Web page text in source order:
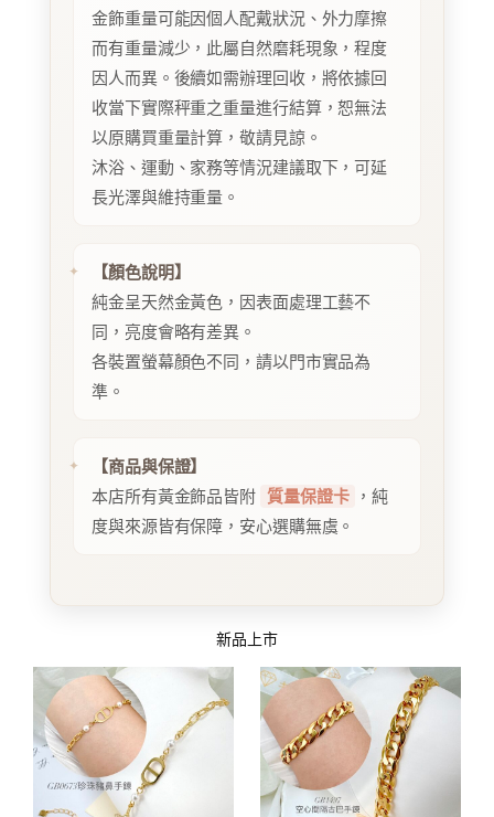
金飾重量可能因個人配戴狀況、外力摩擦
而有重量減少，此屬自然磨耗現象，程度
因人而異。後續如需辦理回收，將依據回
收當下實際秤重之重量進行結算，恕無法
以原購買重量計算，敬請見諒。
沐浴、運動、家務等情況建議取下，可延
長光澤與維持重量。
【顏色說明】
純金呈天然金黃色，因表面處理工藝不
同，亮度會略有差異。
各裝置螢幕顏色不同，請以門市實品為
準。
【商品與保證】
本店所有黃金飾品皆附 質量保證卡
，純
度與來源皆有保障，安心選購無虞。
新品上市